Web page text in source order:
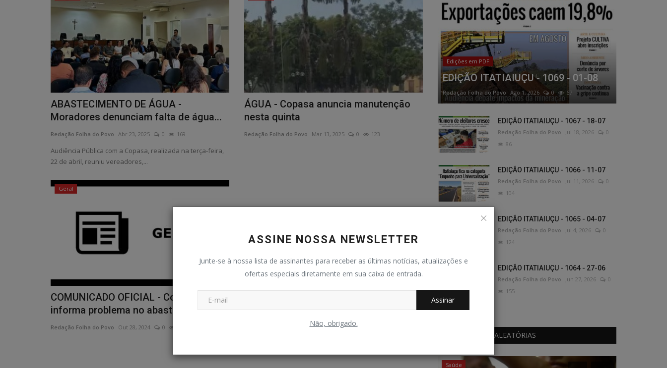
ASSINE NOSSA NEWSLETTER
Junte-se à nossa lista de assinantes para receber as últimas notícias, atualizações e
ofertas especiais diretamente em sua caixa de entrada.
Assinar
Não, obrigado.
ABASTECIMENTO DE ÁGUA -
Moradores denunciam falta de água...
Redação Folha do Povo Abr 23, 2025 0 169
Audiência Pública com a Copasa, realizada na terça-feira,
22 de abril, reuniu vereadores,...
ÁGUA - Copasa anuncia manutenção
nesta quinta
Redação Folha do Povo Mar 13, 2025 0 123
Geral
COMUNICADO OFICIAL - Copasa
informa problema no abastecimento...
Redação Folha do Povo Out 28, 2024 0
Edições em PDF
EDIÇÃO ITATIAIUÇU - 1069 - 01-08
Redação Folha do Povo Ago 1, 2026 0 67
EDIÇÃO ITATIAIUÇU - 1067 - 18-07
Redação Folha do Povo Jul 18, 2026
0
86
EDIÇÃO ITATIAIUÇU - 1066 - 11-07
Redação Folha do Povo Jul 11, 2026
0
104
EDIÇÃO ITATIAIUÇU - 1065 - 04-07
Redação Folha do Povo Jul 4, 2026
0
124
EDIÇÃO ITATIAIUÇU - 1064 - 27-06
Redação Folha do Povo Jun 27, 2026
0
155
PUBLICAÇÕES ALEATÓRIAS
Saúde